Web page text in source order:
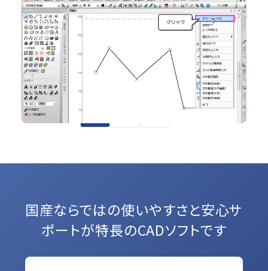
No.67 意外に知らない?!オペレーションバックの使い
方
2D CAD
国産ならではの使いやすさと安心サ
ポートが特長のCADソフトです